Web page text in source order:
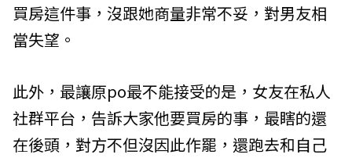
買房這件事，沒跟她商量非常不妥，對男友相
當失望。
此外，最讓原po最不能接受的是，女友在私人
社群平台，告訴大家他要買房的事，最瞎的還
在後頭，對方不但沒因此作罷，還跑去和自己